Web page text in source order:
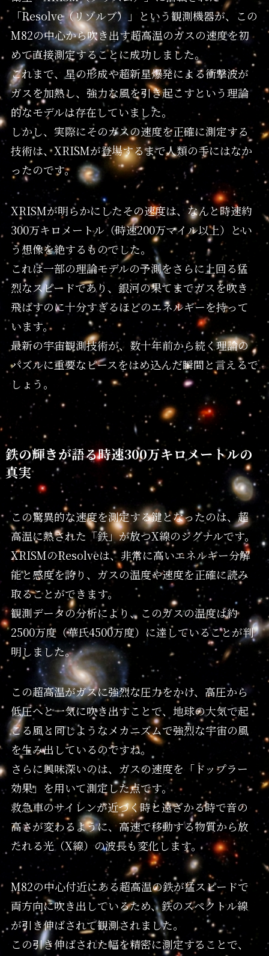
「Resolve（リゾルブ）」という観測機器が、この
M82の中心から吹き出す超高温のガスの速度を初
めて直接測定することに成功しました。
これまで、星の形成や超新星爆発による衝撃波が
ガスを加熱し、強力な風を引き起こすという理論
的なモデルは存在していました。
しかし、実際にそのガスの速度を正確に測定する
技術は、XRISMが登場するまで人類の手にはなか
ったのです。
XRISMが明らかにしたその速度は、なんと時速約
300万キロメートル（時速200万マイル以上）とい
う想像を絶するものでした。
これは一部の理論モデルの予測をさらに上回る猛
烈なスピードであり、銀河の果てまでガスを吹き
飛ばすのに十分すぎるほどのエネルギーを持って
います。
最新の宇宙観測技術が、数十年前から続く理論の
パズルに重要なピースをはめ込んだ瞬間と言えるで
しょう。
鉄の輝きが語る時速300万キロメートルの
真実
この驚異的な速度を測定する鍵となったのは、超
高温に熱された「鉄」が放つX線のシグナルです。
XRISMのResolveは、非常に高いエネルギー分解
能と感度を誇り、ガスの温度や速度を正確に読み
取ることができます。
観測データの分析により、このガスの温度は約
2500万度（華氏4500万度）に達していることが判
明しました。
この超高温がガスに強烈な圧力をかけ、高圧から
低圧へと一気に吹き出すことで、地球の大気で起
こる風と同じようなメカニズムで強烈な宇宙の風
を生み出しているのですね。
さらに興味深いのは、ガスの速度を「ドップラー
効果」を用いて測定した点です。
救急車のサイレンが近づく時と遠ざかる時で音の
高さが変わるように、高速で移動する物質から放
たれる光（X線）の波長も変化します。
M82の中心付近にある超高温の鉄が猛スピードで
両方向に吹き出しているため、鉄のスペクトル線
が引き伸ばされて観測されました。
この引き伸ばされた幅を精密に測定することで、